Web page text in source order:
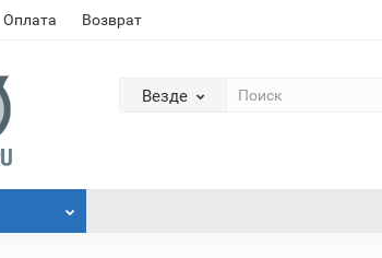
Оплата Возврат
Везде